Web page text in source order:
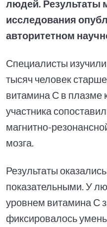
людей. Результаты
исследования
авторитетном
Специалисты
тысяч человек
витамина С в плазме
участника
магнитно-
мозга.
Результаты
показательными. У
уровнем витамина С
фиксировалось